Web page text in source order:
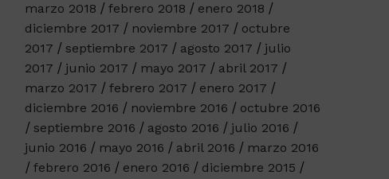
marzo 2018
febrero 2018
enero 2018
diciembre 2017
noviembre 2017
octubre
2017
septiembre 2017 agosto 2017
julio
2017
junio 2017 mayo 2017
abril 2017
marzo 2017
febrero 2017
enero 2017
diciembre 2016
noviembre 2016
octubre 2016
septiembre 2016
agosto 2016
julio 2016
junio 2016
mayo 2016 abril 2016
marzo 2016
febrero 2016
enero 2016
diciembre 2015